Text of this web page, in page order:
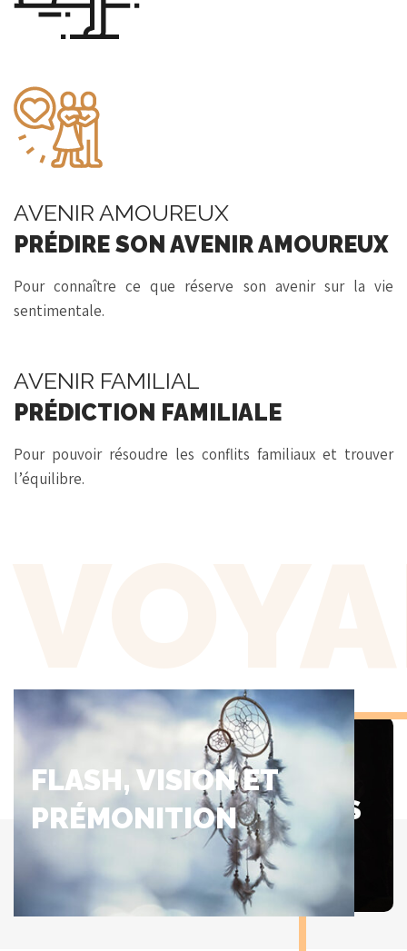
AVENIR AMOUREUX
PRÉDIRE SON AVENIR AMOUREUX
Pour connaître ce que réserve son avenir sur la vie
sentimentale.
AVENIR FAMILIAL
PRÉDICTION FAMILIALE
Pour pouvoir résoudre les conflits familiaux et trouver
l’équilibre.
FLASH, VISION ET
PRÉMONITION
QUELLES
QUESTIONS
SONT LES PLUS
ABORDÉES EN
VOYANCE ?